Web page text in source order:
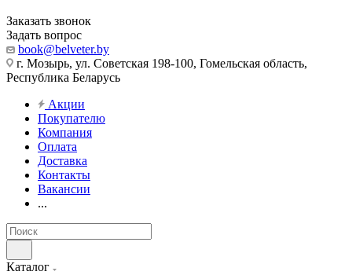
Заказать звонок
Задать вопрос
book@belveter.by
г. Мозырь, ул. Советская 198-100, Гомельская область,
Республика Беларусь
Акции
Покупателю
Компания
Оплата
Доставка
Контакты
Вакансии
...
Каталог